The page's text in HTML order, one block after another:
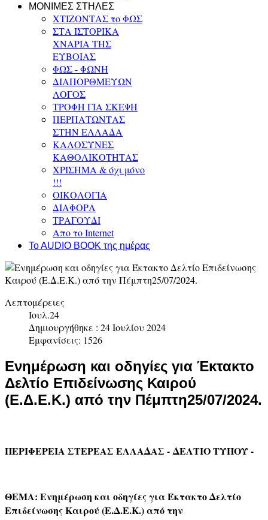
ΜΟΝΙΜΕΣ ΣΤΗΛΕΣ
ΧΤΙΖΟΝΤΑΣ το ΦΩΣ
ΣΤΑ ΙΣΤΟΡΙΚΑ
ΧΝΑΡΙΑ ΤΗΣ
ΕΥΒΟΙΑΣ
ΦΩΣ - ΦΩΝΗ
ΔΙΑΠΟΡΘΜΕΥΩΝ
ΛΟΓΟΣ
ΤΡΟΦΗ ΓΙΑ ΣΚΕΨΗ
ΠΕΡΠΑΤΩΝΤΑΣ
ΣΤΗΝ ΕΛΛΑΔΑ
ΚΑΛΟΣΥΝΕΣ
ΚΑΘΟΛΙΚΟΤΗΤΑΣ
ΧΡΙΣΗΜΑ & όχι μόνο
!!!
ΟΙΚΟΛΟΓΙΑ
ΔΙΑΦΟΡΑ
ΤΡΑΓΟΥΔΙ
Απο το Internet
To AUDIO BOOK της ημέρας
Λεπτομέρειες
Ιουλ.24
Δημιουργήθηκε : 24 Ιουλίου 2024
Εμφανίσεις: 1526
Ενημέρωση και οδηγίες για Έκτακτο
Δελτίο Επιδείνωσης Καιρού
(Ε.Δ.Ε.Κ.) από την Πέμπτη25/07/2024.
ΠΕΡΙΦΕΡΕΙΑ ΣΤΕΡΕΑΣ ΕΛΛΑΔΑΣ -ΔΕΛΤΙΟ ΤΥΠΟΥ -
ΘΕΜΑ: Ενημέρωση και οδηγίες για Έκτακτο Δελτίο
Επιδείνωσης Καιρού (Ε.Δ.Ε.Κ.) από την